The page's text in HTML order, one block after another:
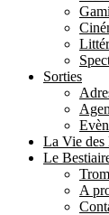
Sorties
La Vie des
Le
A